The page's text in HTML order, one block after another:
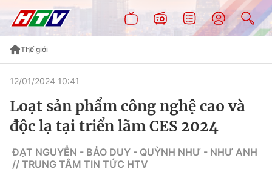
Thế giới
12/01/2024 10:41
Loạt sản phẩm công nghệ cao và
độc lạ tại triển lãm CES 2024
ĐẠT NGUYỄN - BẢO DUY - QUỲNH NHƯ - NHƯ ANH
// TRUNG TÂM TIN TỨC HTV